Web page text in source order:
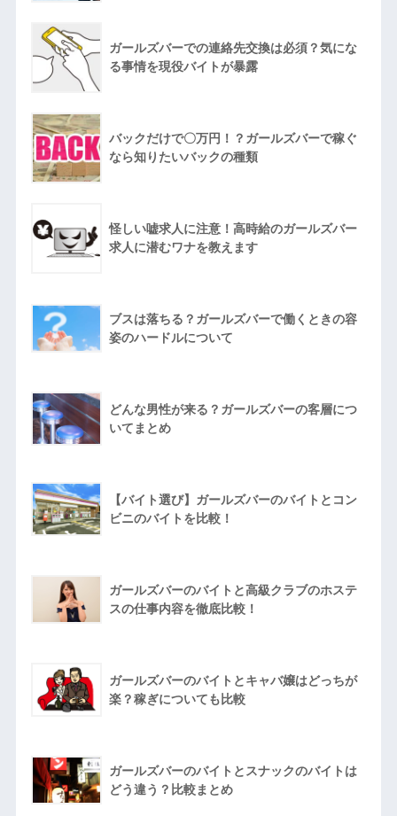
ガールズバーでの連絡先交換は必須？気にな
る事情を現役バイトが暴露
バックだけで〇万円！？ガールズバーで稼ぐ
なら知りたいバックの種類
怪しい嘘求人に注意！高時給のガールズバー
求人に潜むワナを教えます
ブスは落ちる？ガールズバーで働くときの容
姿のハードルについて
どんな男性が来る？ガールズバーの客層につ
いてまとめ
【バイト選び】ガールズバーのバイトとコン
ビニのバイトを比較！
ガールズバーのバイトと高級クラブのホステ
スの仕事内容を徹底比較！
ガールズバーのバイトとキャバ嬢はどっちが
楽？稼ぎについても比較
ガールズバーのバイトとスナックのバイトは
どう違う？比較まとめ